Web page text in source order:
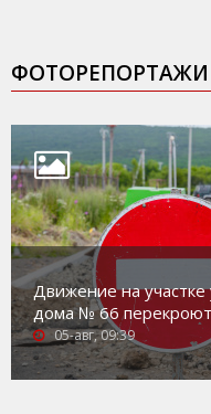
ФОТОРЕПОРТАЖИ
Движение на
дома № 66 перекроют
05-авг, 09:39